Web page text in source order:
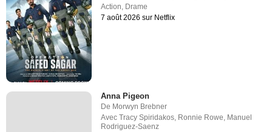
Action, Drame
7 août 2026 sur Netflix
Anna Pigeon
De Morwyn Brebner
AvecTracy Spiridakos, Ronnie Rowe, Manuel
Rodriguez-Saenz